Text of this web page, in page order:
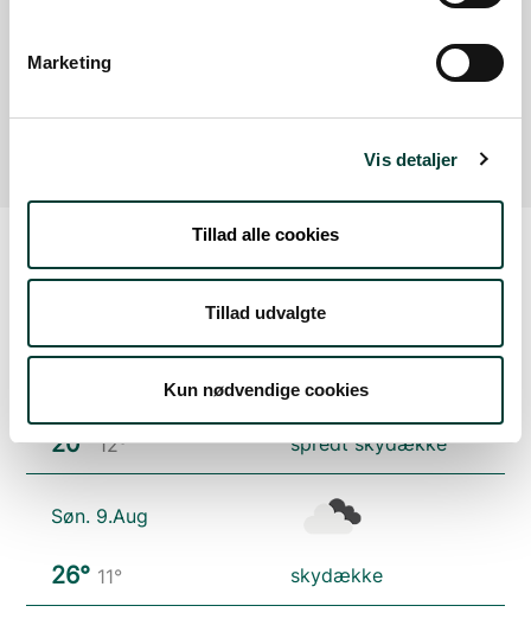
Marketing
Vis detaljer
Tillad alle cookies
Tillad udvalgte
Kun nødvendige cookies
Adgang til shelterplads og vandreruten rundt
om Rødding Sø
Læs mere
20°12° spredt skydække
Søn. 9.Aug
26° 11° skydække